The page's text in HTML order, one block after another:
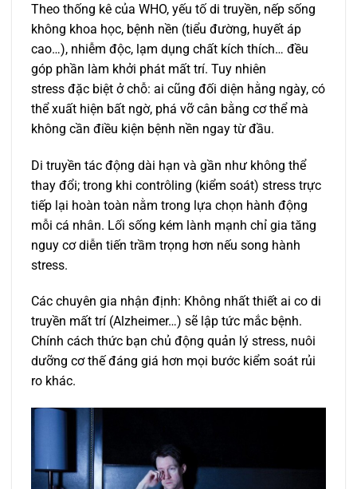
Theo thống kê của WHO, yếu tố di truyền, nếp sống
không khoa học, bệnh nền (tiểu đường, huyết áp
cao…), nhiễm độc, lạm dụng chất kích thích… đều
góp phần làm khởi phát mất trí. Tuy nhiên
stress đặc biệt ở chỗ: ai cũng đối diện hằng ngày, có
thể xuất hiện bất ngờ, phá vỡ cân bằng cơ thể mà
không cần điều kiện bệnh nền ngay từ đầu.
Di truyền tác động dài hạn và gần như không thể
thay đổi; trong khi contrôling (kiểm soát) stress trực
tiếp lại hoàn toàn nằm trong lựa chọn hành động
mỗi cá nhân. Lối sống kém lành mạnh chỉ gia tăng
nguy cơ diễn tiến trầm trọng hơn nếu song hành
stress.
Các chuyên gia nhận định: Không nhất thiết ai co di
truyền mất trí (Alzheimer…) sẽ lập tức mắc bệnh.
Chính cách thức bạn chủ động quản lý stress, nuôi
dưỡng cơ thế đáng giá hơn mọi bước kiểm soát rủi
ro khác.